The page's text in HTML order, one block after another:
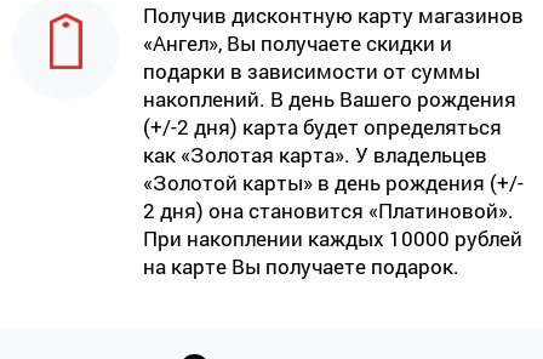
Получив дисконтную карту магазинов
«Ангел», Вы получаете скидки и
подарки в зависимости от суммы
накоплений. В день Вашего рождения
(+/-2 дня) карта будет определяться
как «Золотая карта». У владельцев
«Золотой карты» в день рождения (+/-
2 дня) она становится «Платиновой».
При накоплении каждых 10000 рублей
на карте Вы получаете подарок.